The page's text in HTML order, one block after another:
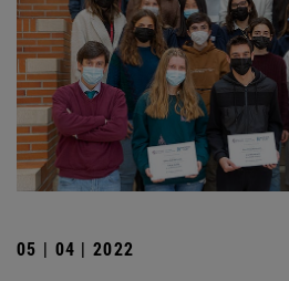
05 | 04 | 2022